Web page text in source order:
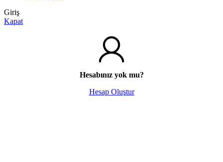
Giriş
Kapat
Hesabınız yok mu?
Hesap Oluştur